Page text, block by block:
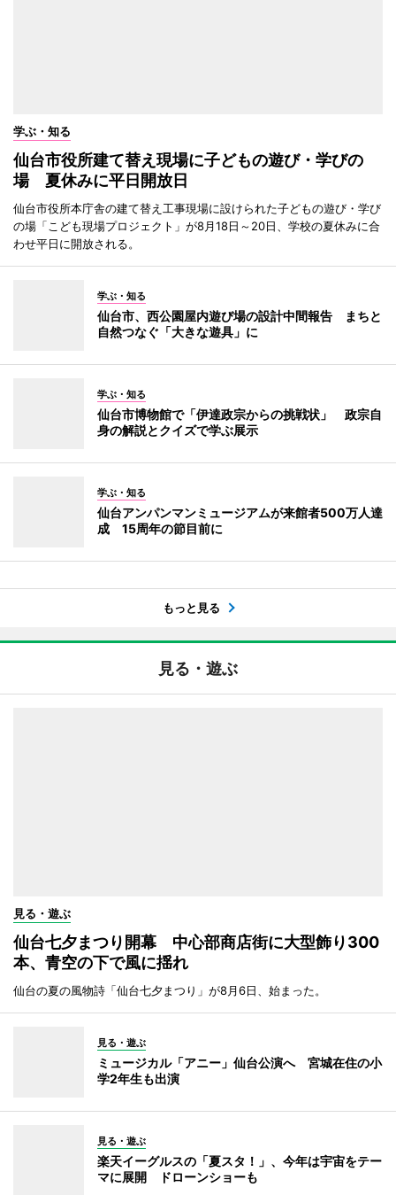
学ぶ・知る
仙台市役所建て替え現場に子どもの遊び・学びの
場 夏休みに平日開放日
仙台市役所本庁舎の建て替え工事現場に設けられた子どもの遊び・学び
の場「こども現場プロジェクト」が8月18日～20日、学校の夏休みに合
わせ平日に開放される。
学ぶ・知る
仙台市、西公園屋内遊び場の設計中間報告 まちと
自然つなぐ「大きな遊具」に
学ぶ・知る
仙台市博物館で「伊達政宗からの挑戦状」 政宗自
身の解説とクイズで学ぶ展示
学ぶ・知る
仙台アンパンマンミュージアムが来館者500万人達
成 15周年の節目前に
もっと見る
見る・遊ぶ
見る・遊ぶ
仙台七夕まつり開幕 中心部商店街に大型飾り300
本、青空の下で風に揺れ
仙台の夏の風物詩「仙台七夕まつり」が8月6日、始まった。
見る・遊ぶ
ミュージカル「アニー」仙台公演へ 宮城在住の小
学2年生も出演
見る・遊ぶ
楽天イーグルスの「夏スタ！」、今年は宇宙をテー
マに展開 ドローンショーも